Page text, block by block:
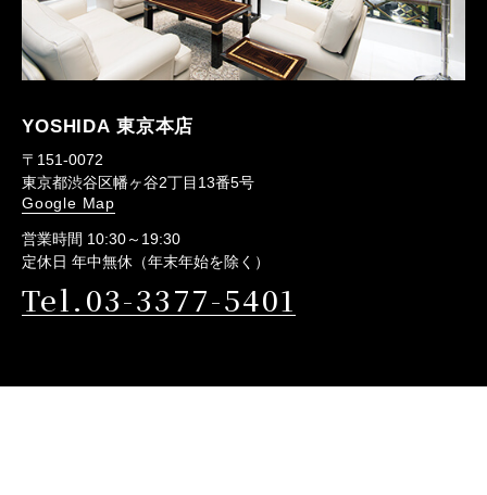
YOSHIDA 東京本店
〒151-0072
東京都渋谷区幡ヶ谷2丁目13番5号
Google Map
営業時間 10:30～19:30
定休日 年中無休（年末年始を除く）
Tel.03-3377-5401